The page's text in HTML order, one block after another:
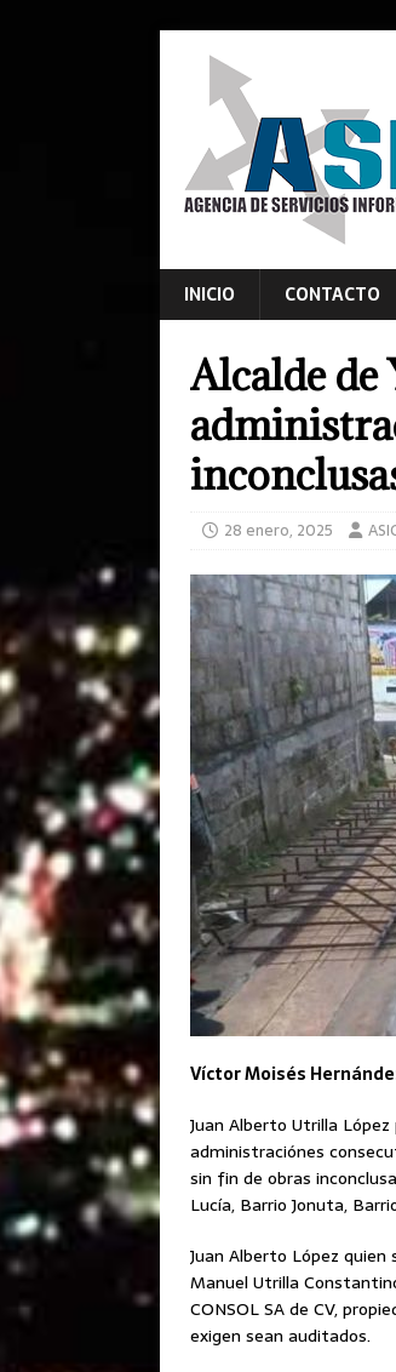
INICIO CONTACTO
Alcalde de
28 enero, 2025
Víctor Moisés
Juan Alberto Utrilla
administraciónes
sin fin de obras
Lucía, Barrio Jonuta,
Juan Alberto López quien
Manuel Utrilla
CONSOL SA de CV,
exigen sean auditados.